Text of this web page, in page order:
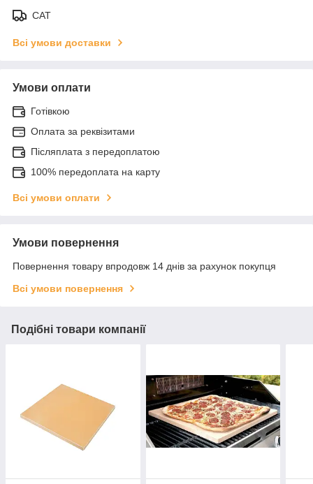
САТ
Всі умови доставки
Умови оплати
Готівкою
Оплата за реквізитами
Післяплата з передоплатою
100% передоплата на карту
Всі умови оплати
Умови повернення
Повернення товару впродовж 14 днів за рахунок покупця
Всі умови повернення
Подібні товари компанії